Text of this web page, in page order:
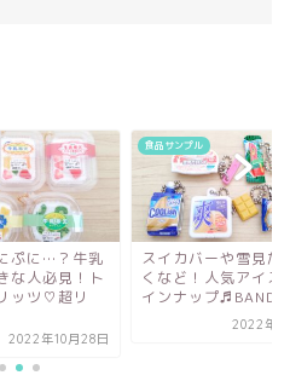
や雪見だいふ
気アイスがラ
♬BANDA...
食品サンプル
焼き機がずっしり銀
性！ミニミニカステ
かわいすぎ♬エポッ